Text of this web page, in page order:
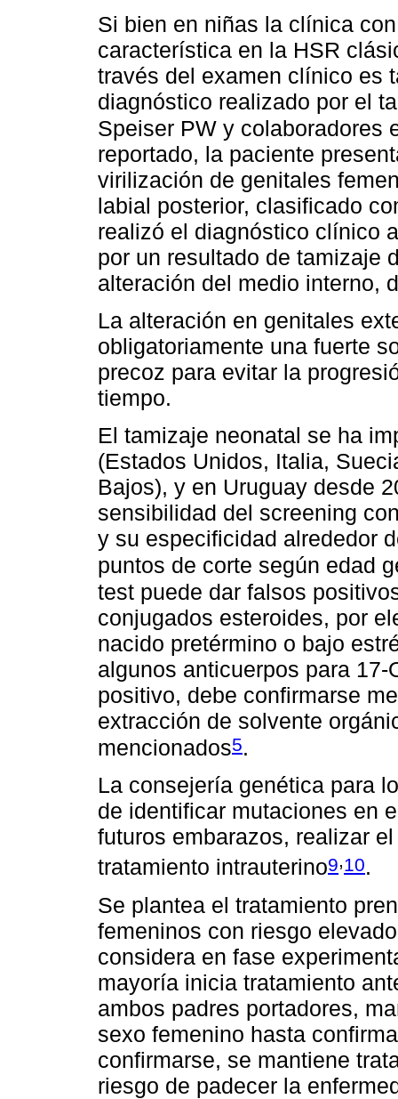
Si bien en niñas la clínica
característica en la HSR
través del examen clínico es
diagnóstico realizado por el
Speiser PW y colaboradores
reportado, la paciente
virilización de genitales
labial posterior, clasificado
realizó el diagnóstico clínico
por un resultado de tamizaje
alteración del medio interno,
La alteración en genitales
obligatoriamente una fuerte
precoz para evitar la
tiempo.
El tamizaje neonatal se ha
(Estados Unidos, Italia,
Bajos), y en Uruguay desde
sensibilidad del screening
y su especificidad alrededor
puntos de corte según edad
test puede dar falsos
conjugados esteroides, por
nacido pretérmino o bajo
algunos anticuerpos para
positivo, debe confirmarse
extracción de solvente
mencionados5.
La consejería genética para
de identificar mutaciones en
futuros embarazos, realizar
tratamiento intrauterino9,10.
Se plantea el tratamiento
femeninos con riesgo
considera en fase
mayoría inicia tratamiento
ambos padres portadores,
sexo femenino hasta
confirmarse, se mantiene
riesgo de padecer la